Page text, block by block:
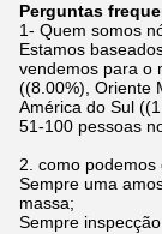
Perguntas
1- Quem somos
Estamos
vendemos para o
((8.00%), Oriente
América do Sul
51-100 pessoas
2. como
Sempre uma
massa;
Sempre